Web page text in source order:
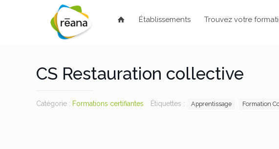
Établissements Trouvez votre
CS Restauration collective
Catégorie : Formations certifiantes Étiquettes : Apprentissage Formation